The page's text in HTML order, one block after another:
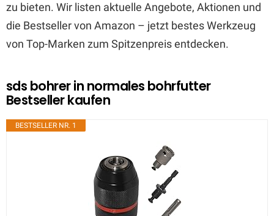
zu bieten. Wir listen aktuelle Angebote, Aktionen und
die Bestseller von Amazon – jetzt bestes Werkzeug
von Top-Marken zum Spitzenpreis entdecken.
sds bohrer in normales bohrfutter
Bestseller kaufen
BESTSELLER NR. 1